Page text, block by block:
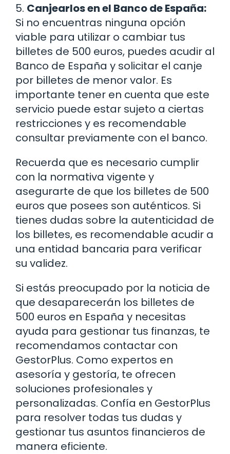
5. Canjearlos en el Banco de España:
Si no encuentras ninguna opción
viable para utilizar o cambiar tus
billetes de 500 euros, puedes acudir al
Banco de España y solicitar el canje
por billetes de menor valor. Es
importante tener en cuenta que este
servicio puede estar sujeto a ciertas
restricciones y es recomendable
consultar previamente con el banco.
Recuerda que es necesario cumplir
con la normativa vigente y
asegurarte de que los billetes de 500
euros que posees son auténticos. Si
tienes dudas sobre la autenticidad de
los billetes, es recomendable acudir a
una entidad bancaria para verificar
su validez.
Si estás preocupado por la noticia de
que desaparecerán los billetes de
500 euros en España y necesitas
ayuda para gestionar tus finanzas, te
recomendamos contactar con
GestorPlus. Como expertos en
asesoría y gestoría, te ofrecen
soluciones profesionales y
personalizadas. Confía en GestorPlus
para resolver todas tus dudas y
gestionar tus asuntos financieros de
manera eficiente.